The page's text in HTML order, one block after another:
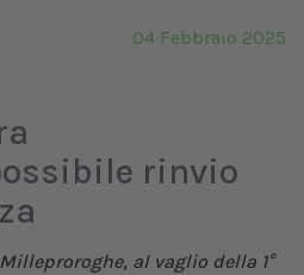
04 Febbraio 2025
rinvio
al vaglio della 1°